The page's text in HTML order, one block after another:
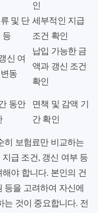
인
및 단
등
세부적인 지급
조건 확인
신 여
동
납입 가능한 금
액과 갱신 조건
확인
동안
면책 및 감액 기
간 확인
히 보험료만 비교하는
급 조건, 갱신 여부 등
야 합니다. 본인의 건
을 고려하여 자신에
는 것이 중요합니다. 전